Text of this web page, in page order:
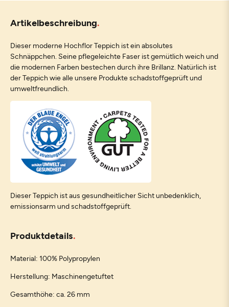
Artikelbeschreibung
Dieser moderne Hochflor Teppich ist ein absolutes
Schnäppchen. Seine pflegeleichte Faser ist gemütlich weich und
die modernen Farben bestechen durch ihre Brillanz. Natürlich ist
der Teppich wie alle unsere Produkte schadstoffgeprüft und
umweltfreundlich.
Dieser Teppich ist aus gesundheitlicher Sicht unbedenklich,
emissionsarm und schadstoffgeprüft.
Produktdetails
Material: 100% Polypropylen
Herstellung: Maschinengetuftet
Gesamthöhe: ca. 26 mm